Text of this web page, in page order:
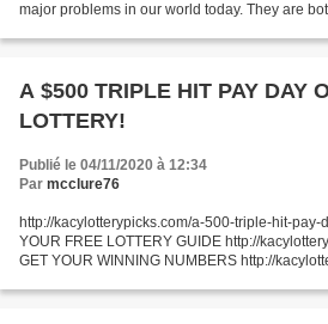
major problems in our world today. They are
A $500 TRIPLE HIT PAY DAY
LOTTERY!
Publié le 04/11/2020 à 12:34
Par mcclure76
http://kacylotterypicks.com/a-500-triple-hit-
YOUR FREE LOTTERY GUIDE http://
GET YOUR WINNING NUMBERS http://
http://kacylotterypicks.com/lotterysoftware/...